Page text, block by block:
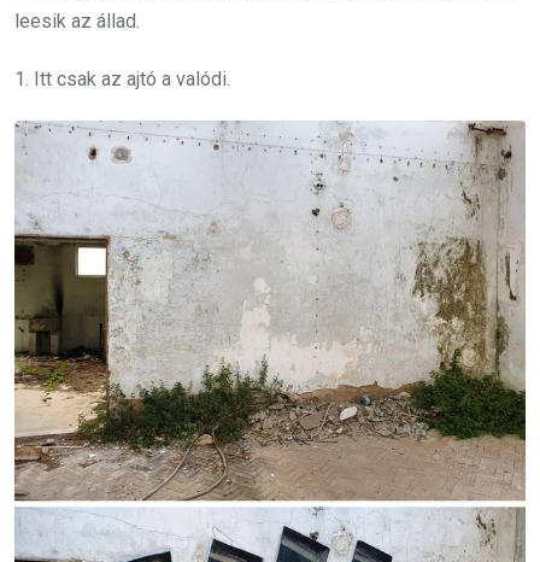
leesik az állad.
1. Itt csak az ajtó a valódi.